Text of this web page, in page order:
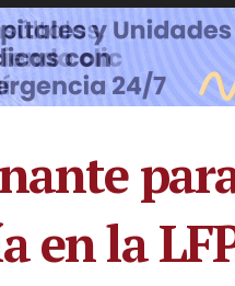
en la